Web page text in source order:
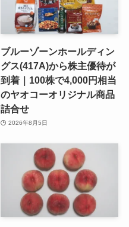
ブルーゾーンホールディン
グス(417A)から株主優待が
到着｜100株で4,000円相当
のヤオコーオリジナル商品
詰合せ
2026年8月5日